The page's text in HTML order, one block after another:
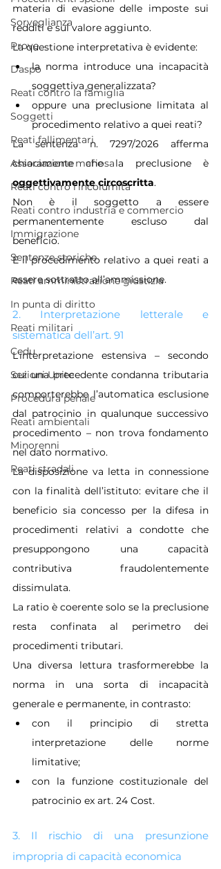
Sorveglianza
Prove
Daspo
Reati contro la famiglia
Soggetti
Reati fallimentari
Associazione mafiosa
Reati contro l'incolumità
Reati contro industria e commercio
Immigrazione
Sentenze storiche
Reati amministrazione giustizia
In punta di diritto
Reati militari
Cedu
Sezioni Unite
Procedura penale
Reati ambientali
Minorenni
Reati stradali
materia di evasione delle imposte sui
redditi e sul valore aggiunto.
La questione interpretativa è evidente:
la norma introduce una incapacità
soggettiva generalizzata?
oppure una preclusione limitata al
procedimento relativo a quei reati?
La sentenza n. 7297/2026 afferma
oggettivamente circoscritta.
Non è il soggetto a essere
permanentemente escluso dal
beneficio.
È il procedimento relativo a quei reati a
essere sottratto all’ammissione.
2. Interpretazione letterale e
sistematica dell’art. 91
L’interpretazione estensiva – secondo
cui una precedente condanna tributaria
comporterebbe l’automatica esclusione
dal patrocinio in qualunque successivo
procedimento – non trova fondamento
nel dato normativo.
La disposizione va letta in connessione
con la finalità dell’istituto: evitare che il
beneficio sia concesso per la difesa in
procedimenti relativi a condotte che
presuppongono una capacità
contributiva fraudolentemente
dissimulata.
La ratio è coerente solo se la preclusione
resta confinata al perimetro dei
procedimenti tributari.
Una diversa lettura trasformerebbe la
norma in una sorta di incapacità
generale e permanente, in contrasto:
con il principio di stretta
interpretazione delle norme
limitative;
con la funzione costituzionale del
patrocinio ex art. 24 Cost.
3. Il rischio di una presunzione
impropria di capacità economica